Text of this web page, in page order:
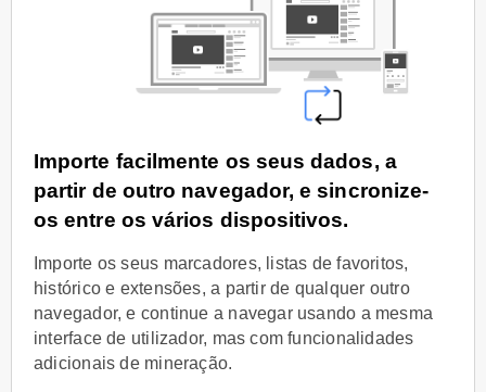
Importe facilmente os seus dados, a
partir de outro navegador, e sincronize-
os entre os vários dispositivos.
Importe os seus marcadores, listas de favoritos,
histórico e extensões, a partir de qualquer outro
navegador, e continue a navegar usando a mesma
interface de utilizador, mas com funcionalidades
adicionais de mineração.